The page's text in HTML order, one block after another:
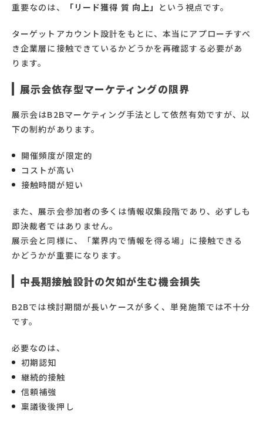
重要なのは、
「リード獲得 質 向上」 という視点です。
ターゲットアカウント設計をもとに、本当にアプローチすべ
き企業層に接触できているかどうかを再確認する必要があ
ります。
展示会依存型マーケティングの限界
展示会はB2Bマーケティング手法として依然有効ですが、以
下の制約があります。
開催頻度が限定的
コストが高い
接触時間が短い
また、展示会参加者の多くは情報収集段階であり、必ずしも
即決裁者ではありません。
展示会と同様に、「業界内で情報を得る場」に接触できる
かどうかが重要になります。
中長期接触設計の欠如が生む機会損失
B2Bでは検討期間が長いケースが多く、単発施策では不十分
です。
必要なのは、
初期認知
継続的接触
信頼補強
稟議後後押し